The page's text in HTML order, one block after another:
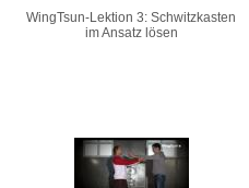
WingTsun-Lektion 3: Schwitzkasten
im Ansatz lösen